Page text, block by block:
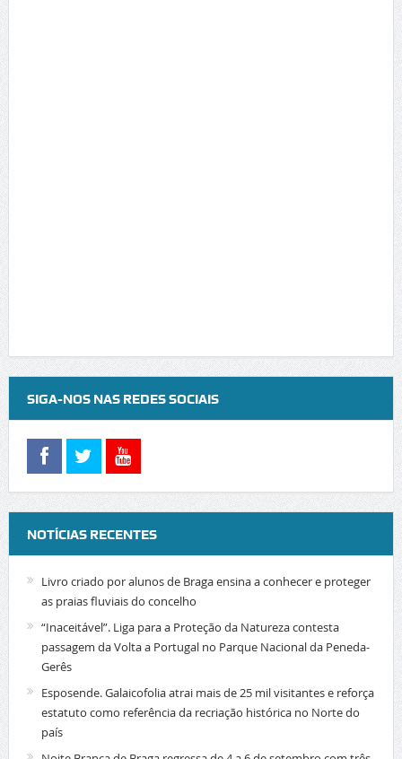
SIGA-NOS NAS REDES SOCIAIS
NOTÍCIAS RECENTES
Livro criado por alunos de Braga ensina a conhecer e proteger
as praias fluviais do concelho
“Inaceitável”. Liga para a Proteção da Natureza contesta
passagem da Volta a Portugal no Parque Nacional da Peneda-
Gerês
Esposende. Galaicofolia atrai mais de 25 mil visitantes e reforça
estatuto como referência da recriação histórica no Norte do
país